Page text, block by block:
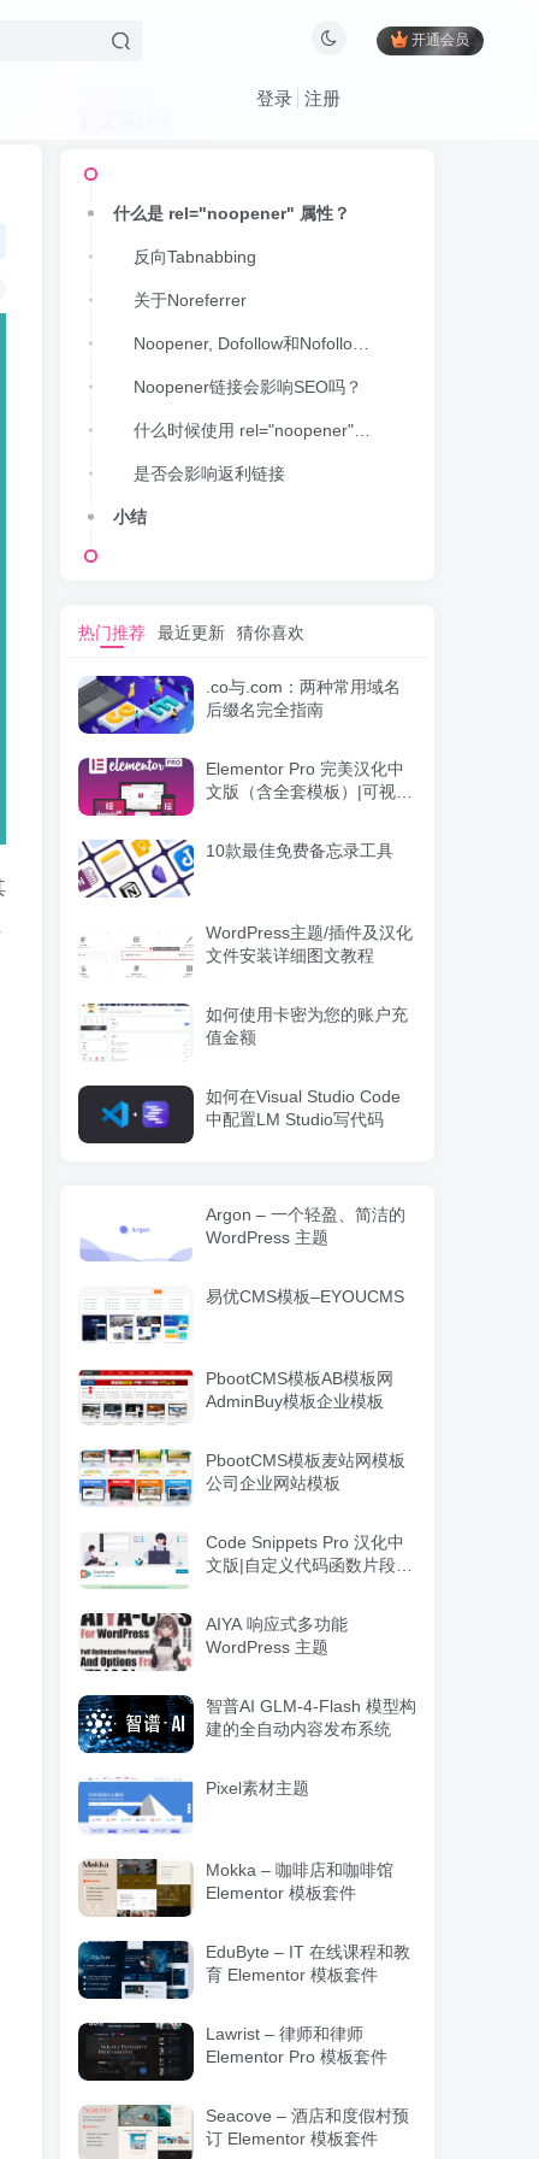
开通会员
登录 注册
什么是 rel="noopener" 属性？
反向Tabnabbing
关于Noreferrer
Noopener链接会影响SEO吗？
是否会影响返利链接
小结
热门推荐 最近更新 猜你喜欢
.co与.com：两种常用域名
后缀名完全指南
Elementor Pro 完美汉化中
文版（含全套模板）|可视化
10款最佳免费备忘录工具
WordPress主题/插件及汉化
文件安装详细图文教程
如何使用卡密为您的账户充
值金额
如何在Visual Studio Code
中配置LM Studio写代码
Argon – 一个轻盈、简洁的
WordPress 主题
易优CMS模板–EYOUCMS
PbootCMS模板AB模板网
AdminBuy模板企业模板
PbootCMS模板麦站网模板
公司企业网站模板
Code Snippets Pro 汉化中
文版|自定义代码函数片段管
AIYA 响应式多功能
WordPress 主题
智普AI GLM-4-Flash 模型构
建的全自动内容发布系统
Pixel素材主题
Mokka – 咖啡店和咖啡馆
Elementor 模板套件
EduByte – IT 在线课程和教
育 Elementor 模板套件
Lawrist – 律师和律师
Elementor Pro 模板套件
Seacove – 酒店和度假村预
订 Elementor 模板套件